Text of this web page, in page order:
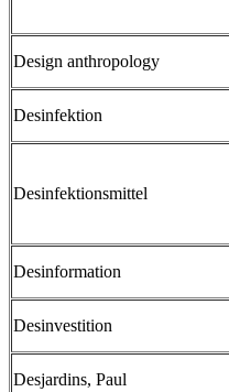
Design anthropology
Desinfektion
Desinfektionsmittel
Desinformation
Desinvestition
Desjardins, Paul